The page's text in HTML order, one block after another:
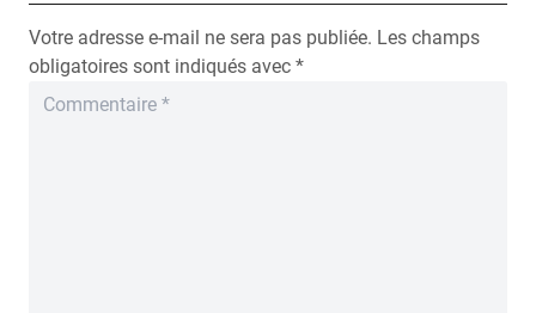
Votre adresse e-mail ne sera pas publiée. Les champs
obligatoires sont indiqués avec *